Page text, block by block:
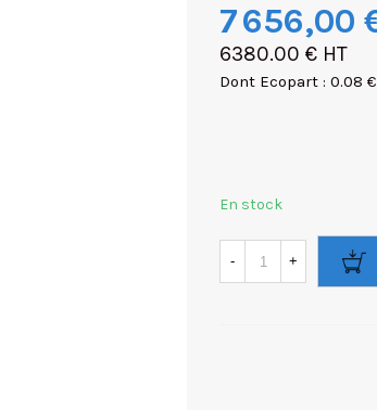
7 656,00
6380.00 € HT
Dont Ecopart : 0.08
En stock
- +